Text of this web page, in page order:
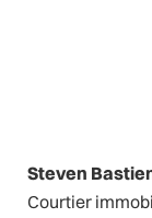
Steven
Courtier